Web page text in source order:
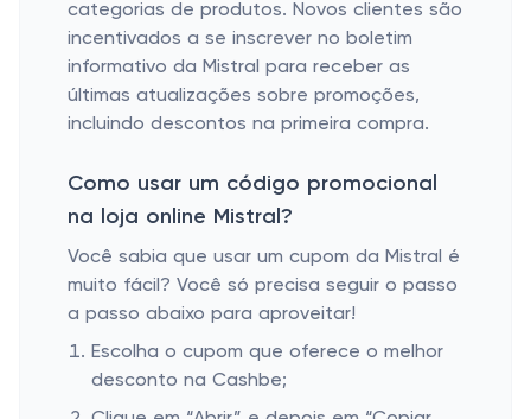
categorias de produtos. Novos clientes são
incentivados a se inscrever no boletim
informativo da Mistral para receber as
últimas atualizações sobre promoções,
incluindo descontos na primeira compra.
Como usar um código promocional
na loja online Mistral?
Você sabia que usar um cupom da Mistral é
muito fácil? Você só precisa seguir o passo
a passo abaixo para aproveitar!
Escolha o cupom que oferece o melhor
desconto na Cashbe;